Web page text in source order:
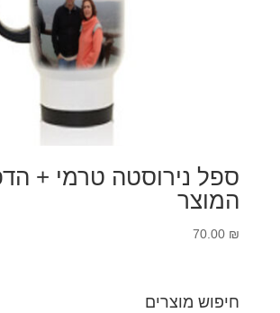
ספל נירוסטה טרמי +
המוצר
70.00 ₪
חיפוש מוצרים